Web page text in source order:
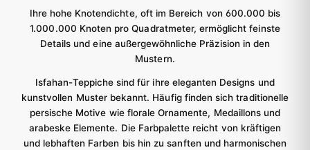
Ihre hohe Knotendichte, oft im Bereich von 600.000 bis
1.000.000 Knoten pro Quadratmeter, ermöglicht feinste
Details und eine außergewöhnliche Präzision in den
Mustern.
Isfahan-Teppiche sind für ihre eleganten Designs und
kunstvollen Muster bekannt. Häufig finden sich traditionelle
persische Motive wie florale Ornamente, Medaillons und
arabeske Elemente. Die Farbpalette reicht von kräftigen
und lebhaften Farben bis hin zu sanften und harmonischen